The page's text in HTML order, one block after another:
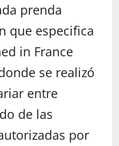
prenda
que especifica
in France
se realizó
entre
de las
por